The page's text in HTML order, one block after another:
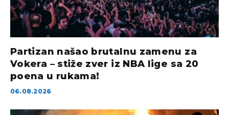
Partizan našao brutalnu zamenu za
Vokera – stiže zver iz NBA lige sa 20
poena u rukama!
06.08.2026